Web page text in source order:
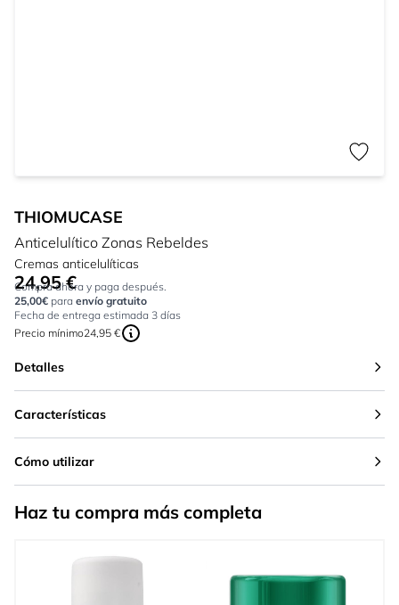
THIOMUCASE
Anticelulítico Zonas Rebeldes
Cremas anticelulíticas
Tan bajo como:
24,95 €
Compra ahora y paga después.
25,00€ para envío gratuito
Fecha de entrega estimada 3 días
Precio mínimo24,95 €
Detalles
Características
Cómo utilizar
Haz tu compra más completa